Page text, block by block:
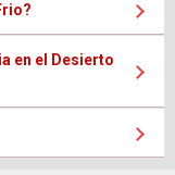
en el Desierto